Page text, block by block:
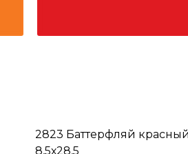
2823 Баттерфляй красный
8,5х28,5